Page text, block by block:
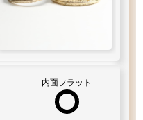
内面フラット